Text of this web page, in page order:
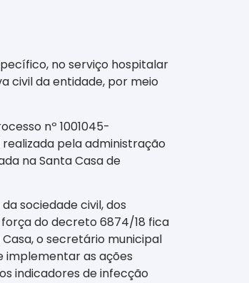
no serviço hospitalar
civil da entidade, por meio
nº 1001045-
pela administração
na Santa Casa de
sociedade civil, dos
do decreto 6874/18 fica
o secretário municipal
implementar as ações
indicadores de infecção